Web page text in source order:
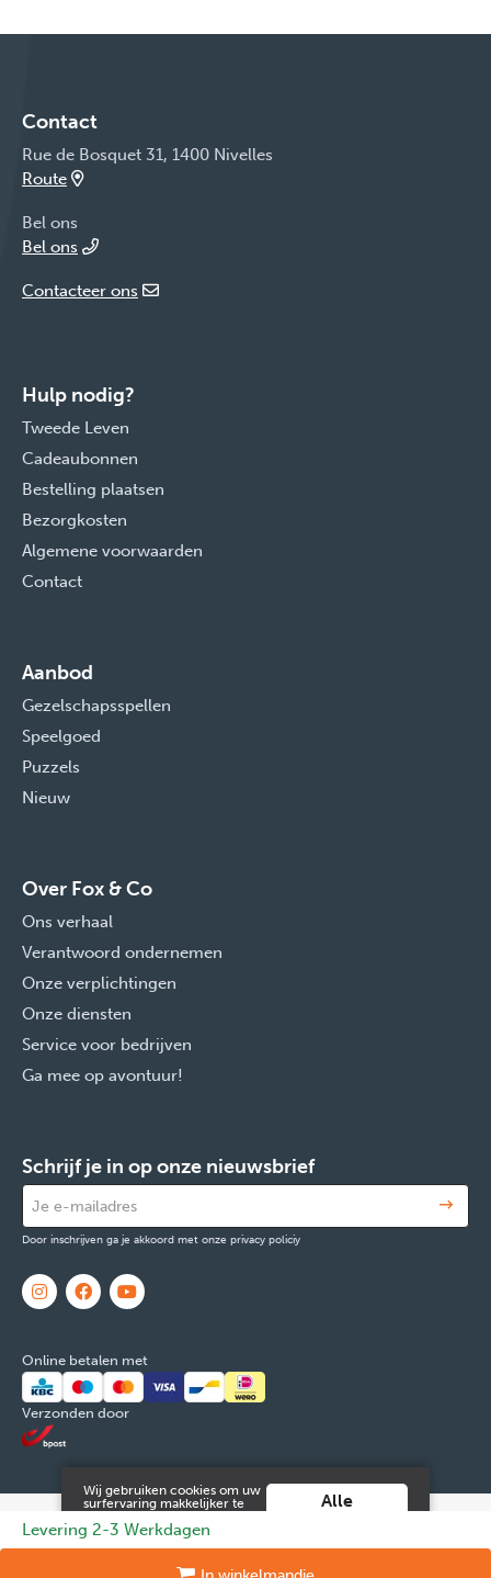
Levering 2-3 Werkdagen
Contact
Rue de Bosquet 31, 1400 Nivelles
Route
Bel ons
Bel ons
Contacteer ons
Hulp nodig?
Tweede Leven
Cadeaubonnen
Bestelling plaatsen
Bezorgkosten
Algemene voorwaarden
Contact
Aanbod
Gezelschapsspellen
Speelgoed
Puzzels
Nieuw
Over Fox & Co
Ons verhaal
Verantwoord ondernemen
Onze verplichtingen
Onze diensten
Service voor bedrijven
Ga mee op avontuur!
Schrijf je in op onze nieuwsbrief
Door inschrijven ga je akkoord met onze privacy policiy
Online betalen met
Verzonden door
© 2026 FOX & Cie Ondernemingsnr: 0551.965.335
Tilroy.
Juridische informatie en contact
Cookies
Wij gebruiken cookies om uw
surfervaring makkelijker te
te maken van deze website ga
je hiermee akkoord.
Meer info vind je in onze
Alle
aanvaarden